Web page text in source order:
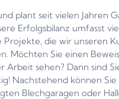
plant seit vielen Jahren
Erfolgsbilanz umfasst
Projekte, die wir unseren
Möchten Sie einen
Arbeit sehen? Dann sind
Nachstehend können Sie
Blechgaragen oder